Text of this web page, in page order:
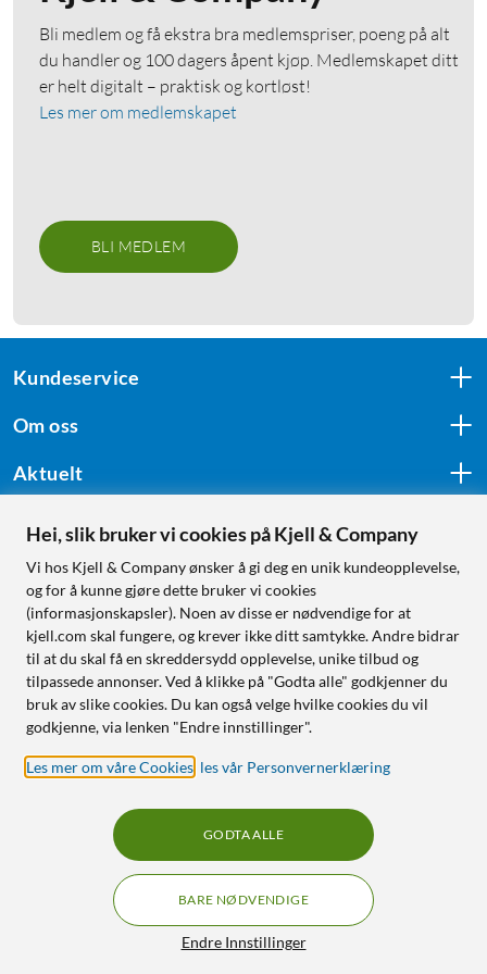
Bli medlem og få ekstra bra medlemspriser, poeng på alt
du handler og 100 dagers åpent kjøp. Medlemskapet ditt
er helt digitalt – praktisk og kortløst!
Les mer om medlemskapet
BLI MEDLEM
Kundeservice
Om oss
Aktuelt
Følg oss
Handle fra:
Sverige
Norge
RÅD OG TILBEHØR TIL
HJEMMEELEKTRONIKK
Hei, slik bruker vi cookies på Kjell & Company
Vi hos Kjell & Company ønsker å gi deg en unik kundeopplevelse,
og for å kunne gjøre dette bruker vi cookies
(informasjonskapsler). Noen av disse er nødvendige for at
kjell.com skal fungere, og krever ikke ditt samtykke. Andre bidrar
til at du skal få en skreddersydd opplevelse, unike tilbud og
tilpassede annonser. Ved å klikke på "Godta alle" godkjenner du
bruk av slike cookies. Du kan også velge hvilke cookies du vil
godkjenne, via lenken "Endre innstillinger".
Les mer om våre Cookies les vår Personvernerklæring
Endre Innstillinger
BARE NØDVENDIGE
GODTA ALLE